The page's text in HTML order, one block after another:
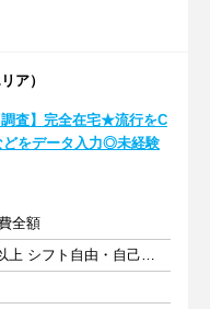
ア）
調査】完全在宅★流行をC
どをデータ入力◎未経験
全額
週1日以上 1日3時間以上 シフト自由・自己申告